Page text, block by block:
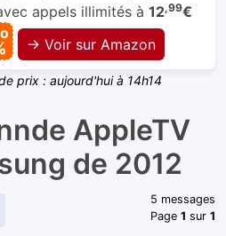
appels illimités à 12,99€
→ Voir sur Amazon
prix : aujourd'hui à 14h14
AppleTV
de 2012
5 messages
Page1 sur1